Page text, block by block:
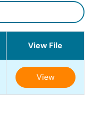
View File
View